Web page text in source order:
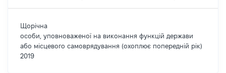
Щорічна
особи, уповноваженої на виконання функцій держави
або місцевого самоврядування (охоплює попередній рік)
2019